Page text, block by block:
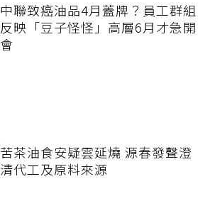
中聯致癌油品4月蓋牌？員工群組
反映「豆子怪怪」高層6月才急開
會
苦茶油食安疑雲延燒 源春發聲澄
清代工及原料來源